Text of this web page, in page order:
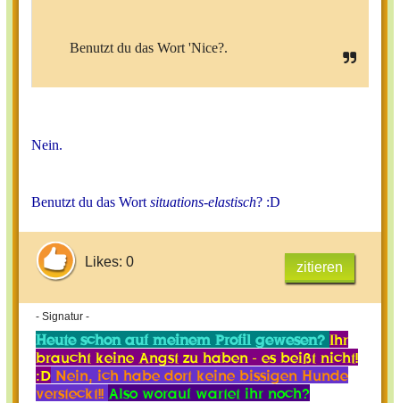
Benutzt du das Wort 'Nice?.
Nein.
Benutzt du das Wort situations-elastisch? :D
Likes: 0 zitieren
- Signatur -
Heute schon auf meinem Profil gewesen? Ihr
braucht keine Angst zu haben - es beißt nicht!
:D Nein, ich habe dort keine bissigen Hunde
versteckt!! Also worauf wartet ihr noch?